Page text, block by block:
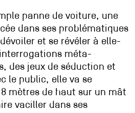
de La Plage
panne de voiture, une
dans ses problématiques
et se révéler à elle-
méta-
des jeux de séduction et
le public, elle va se
mètres de haut sur un mât
vaciller dans ses